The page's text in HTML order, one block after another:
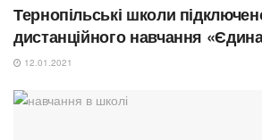
Тернопільські школи
дистанційного навчання
12.01.2021